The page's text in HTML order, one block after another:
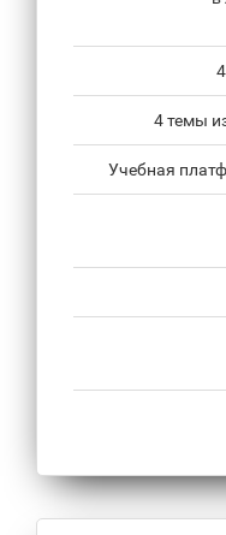
4 темы
Учебная